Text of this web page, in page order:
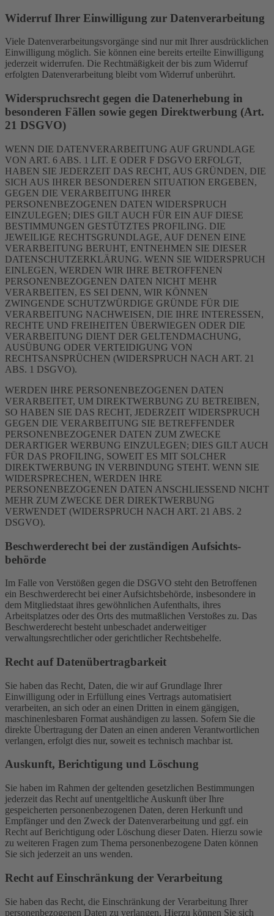
Widerruf Ihrer Einwilligung zur Datenverarbeitung
Viele Datenverarbeitungsvorgänge sind nur mit Ihrer ausdrücklichen
Einwilligung möglich. Sie können eine bereits erteilte Einwilligung
jederzeit widerrufen. Die Rechtmäßigkeit der bis zum Widerruf
erfolgten Datenverarbeitung bleibt vom Widerruf unberührt.
Widerspruchsrecht gegen die Datenerhebung in
besonderen Fällen sowie gegen Direktwerbung (Art.
21 DSGVO)
WENN DIE DATENVERARBEITUNG AUF GRUNDLAGE
VON ART. 6 ABS. 1 LIT. E ODER F DSGVO ERFOLGT,
HABEN SIE JEDERZEIT DAS RECHT, AUS GRÜNDEN, DIE
SICH AUS IHRER BESONDEREN SITUATION ERGEBEN,
GEGEN DIE VERARBEITUNG IHRER
PERSONENBEZOGENEN DATEN WIDERSPRUCH
EINZULEGEN; DIES GILT AUCH FÜR EIN AUF DIESE
BESTIMMUNGEN GESTÜTZTES PROFILING. DIE
JEWEILIGE RECHTSGRUNDLAGE, AUF DENEN EINE
VERARBEITUNG BERUHT, ENTNEHMEN SIE DIESER
DATENSCHUTZERKLÄRUNG. WENN SIE WIDERSPRUCH
EINLEGEN, WERDEN WIR IHRE BETROFFENEN
PERSONENBEZOGENEN DATEN NICHT MEHR
VERARBEITEN, ES SEI DENN, WIR KÖNNEN
ZWINGENDE SCHUTZWÜRDIGE GRÜNDE FÜR DIE
VERARBEITUNG NACHWEISEN, DIE IHRE INTERESSEN,
RECHTE UND FREIHEITEN ÜBERWIEGEN ODER DIE
VERARBEITUNG DIENT DER GELTENDMACHUNG,
AUSÜBUNG ODER VERTEIDIGUNG VON
RECHTSANSPRÜCHEN (WIDERSPRUCH NACH ART. 21
ABS. 1 DSGVO).
WERDEN IHRE PERSONENBEZOGENEN DATEN
VERARBEITET, UM DIREKTWERBUNG ZU BETREIBEN,
SO HABEN SIE DAS RECHT, JEDERZEIT WIDERSPRUCH
GEGEN DIE VERARBEITUNG SIE BETREFFENDER
PERSONENBEZOGENER DATEN ZUM ZWECKE
DERARTIGER WERBUNG EINZULEGEN; DIES GILT AUCH
FÜR DAS PROFILING, SOWEIT ES MIT SOLCHER
DIREKTWERBUNG IN VERBINDUNG STEHT. WENN SIE
WIDERSPRECHEN, WERDEN IHRE
PERSONENBEZOGENEN DATEN ANSCHLIESSEND NICHT
MEHR ZUM ZWECKE DER DIREKTWERBUNG
VERWENDET (WIDERSPRUCH NACH ART. 21 ABS. 2
DSGVO).
Beschwerde­recht bei der zuständigen Aufsichts­
behörde
Im Falle von Verstößen gegen die DSGVO steht den Betroffenen
ein Beschwerderecht bei einer Aufsichtsbehörde, insbesondere in
dem Mitgliedstaat ihres gewöhnlichen Aufenthalts, ihres
Arbeitsplatzes oder des Orts des mutmaßlichen Verstoßes zu. Das
Beschwerderecht besteht unbeschadet anderweitiger
verwaltungsrechtlicher oder gerichtlicher Rechtsbehelfe.
Recht auf Daten­übertrag­barkeit
Sie haben das Recht, Daten, die wir auf Grundlage Ihrer
Einwilligung oder in Erfüllung eines Vertrags automatisiert
verarbeiten, an sich oder an einen Dritten in einem gängigen,
maschinenlesbaren Format aushändigen zu lassen. Sofern Sie die
direkte Übertragung der Daten an einen anderen Verantwortlichen
verlangen, erfolgt dies nur, soweit es technisch machbar ist.
Auskunft, Berichtigung und Löschung
Sie haben im Rahmen der geltenden gesetzlichen Bestimmungen
jederzeit das Recht auf unentgeltliche Auskunft über Ihre
gespeicherten personenbezogenen Daten, deren Herkunft und
Empfänger und den Zweck der Datenverarbeitung und ggf. ein
Recht auf Berichtigung oder Löschung dieser Daten. Hierzu sowie
zu weiteren Fragen zum Thema personenbezogene Daten können
Sie sich jederzeit an uns wenden.
Recht auf Einschränkung der Verarbeitung
Sie haben das Recht, die Einschränkung der Verarbeitung Ihrer
personenbezogenen Daten zu verlangen. Hierzu können Sie sich